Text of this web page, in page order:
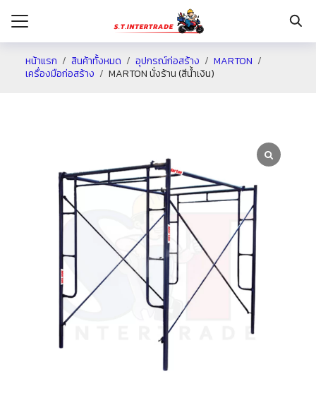
หน้าแรก สินค้าทั้งหมด อุปกรณ์ก่อสร้าง
MARTON
เครื่องมือก่อสร้าง
MARTON นั่งร้าน (สีน้ำเงิน)